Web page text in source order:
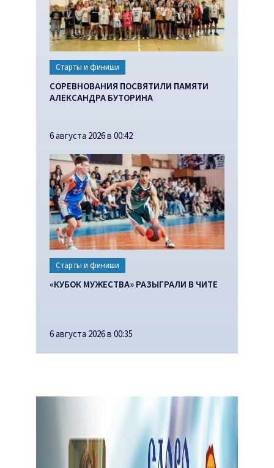
Старты и финиши
СОРЕВНОВАНИЯ ПОСВЯТИЛИ ПАМЯТИ
АЛЕКСАНДРА БУТОРИНА
6 августа 2026 в 00:42
Старты и финиши
«КУБОК МУЖЕСТВА» РАЗЫГРАЛИ В ЧИТЕ
6 августа 2026 в 00:35